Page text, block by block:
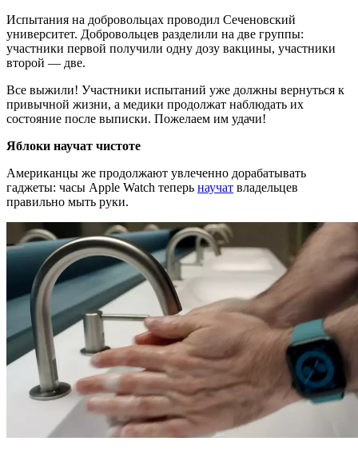
Испытания на добровольцах проводил Сеченовский
университет. Добровольцев разделили на две группы:
участники первой получили одну дозу вакцины, участники
второй — две.
Все выжили! Участники испытаний уже должны вернуться к
привычной жизни, а медики продолжат наблюдать их
состояние после выписки. Пожелаем им удачи!
Яблоки научат чистоте
Американцы же продолжают увлеченно дорабатывать
гаджеты: часы Apple Watch теперь научат владельцев
правильно мыть руки.